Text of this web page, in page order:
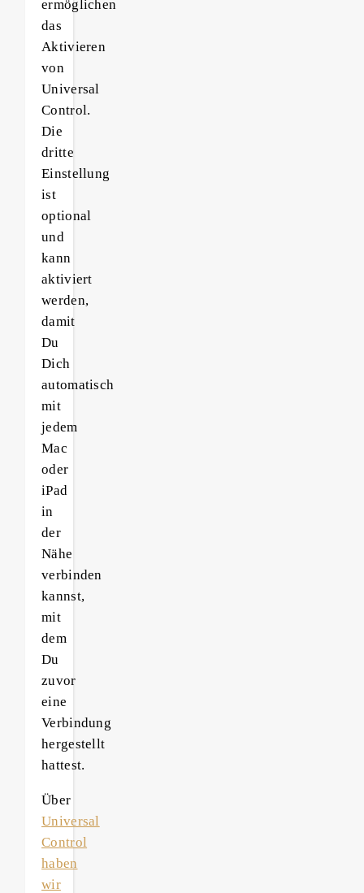
ermöglichen
das
Aktivieren
von
Universal
Control.
Die
dritte
Einstellung
ist
optional
und
kann
aktiviert
werden,
damit
Du
Dich
automatisch
mit
jedem
Mac
oder
iPad
in
der
Nähe
verbinden
kannst,
mit
dem
Du
zuvor
eine
Verbindung
hergestellt
hattest.
Über
Universal
Control
haben
wir